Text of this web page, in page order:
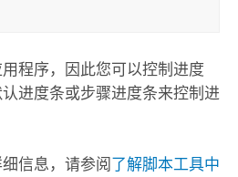
程序，因此您可以控制进度
进度条或步骤进度条来控制进
信息，请参阅了解脚本工具中